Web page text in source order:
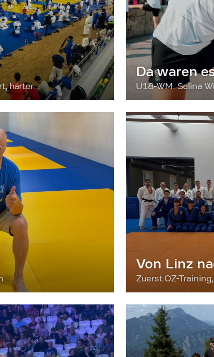
härter...
Da waren
U18-WM: Selina
Von Linz
Zuerst OZ-